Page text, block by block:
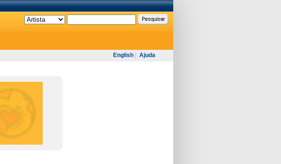
English Ajuda